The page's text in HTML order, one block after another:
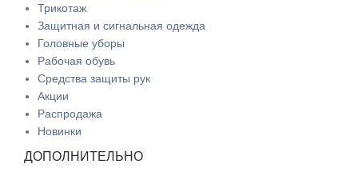
Трикотаж
Защитная и сигнальная одежда
Головные уборы
Рабочая обувь
Средства защиты рук
Акции
Распродажа
Новинки
ДОПОЛНИТЕЛЬНО